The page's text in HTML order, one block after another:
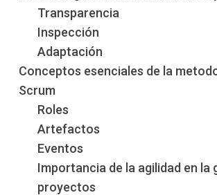
Transparencia
Inspección
Adaptación
Conceptos esenciales de la
Scrum
Roles
Artefactos
Eventos
Importancia de la agilidad en la
proyectos